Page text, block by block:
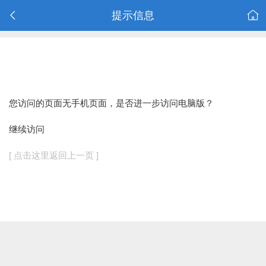
提示信息
您访问的页面无手机页面，是否进一步访问电脑版？
继续访问
[ 点击这里返回上一页 ]